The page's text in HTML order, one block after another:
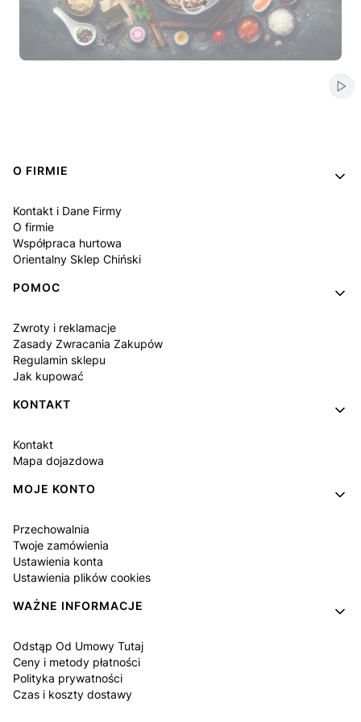
Linki w stopce
O FIRMIE
Kontakt i Dane Firmy
O firmie
Współpraca hurtowa
Orientalny Sklep Chiński
POMOC
Zwroty i reklamacje
Zasady Zwracania Zakupów
Regulamin sklepu
Jak kupować
KONTAKT
Kontakt
Mapa dojazdowa
MOJE KONTO
Przechowalnia
Twoje zamówienia
Ustawienia konta
Ustawienia plików cookies
WAŻNE INFORMACJE
Odstąp Od Umowy Tutaj
Ceny i metody płatności
Polityka prywatności
Czas i koszty dostawy